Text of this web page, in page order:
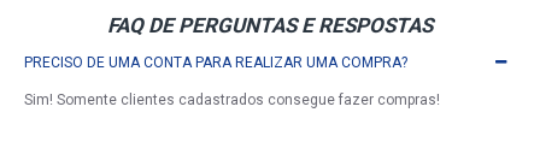
FAQ DE PERGUNTAS E RESPOSTAS
PRECISO DE UMA CONTA PARA REALIZAR UMA COMPRA?
Sim! Somente clientes cadastrados consegue fazer compras!